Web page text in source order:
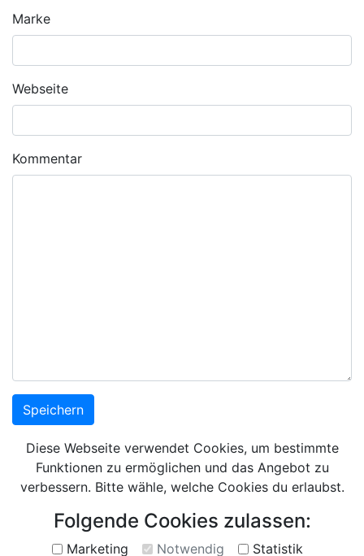
Marke
Webseite
Kommentar
Diese Webseite verwendet Cookies, um bestimmte
Funktionen zu ermöglichen und das Angebot zu
verbessern. Bitte wähle, welche Cookies du erlaubst.
Folgende Cookies zulassen:
Marketing Notwendig
Statistik